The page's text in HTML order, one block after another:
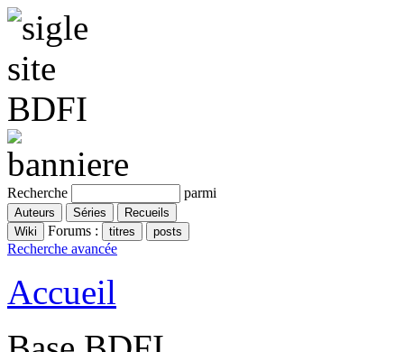
Recherche parmi
Forums :
Recherche avancée
Accueil